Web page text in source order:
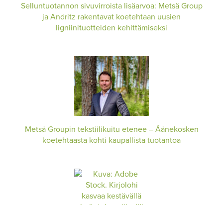
Selluntuotannon sivuvirroista lisäarvoa: Metsä Group
ja Andritz rakentavat koetehtaan uusien
ligniinituotteiden kehittämiseksi
Metsä Groupin tekstiilikuitu etenee – Äänekosken
koetehtaasta kohti kaupallista tuotantoa